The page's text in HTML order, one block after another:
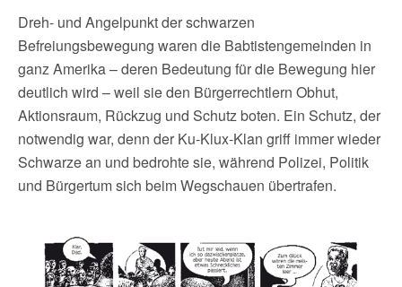
Dreh- und Angelpunkt der schwarzen
Befreiungsbewegung waren die Babtistengemeinden in
ganz Amerika – deren Bedeutung für die Bewegung hier
deutlich wird – weil sie den Bürgerrechtlern Obhut,
Aktionsraum, Rückzug und Schutz boten. Ein Schutz, der
notwendig war, denn der Ku-Klux-Klan griff immer wieder
Schwarze an und bedrohte sie, während Polizei, Politik
und Bürgertum sich beim Wegschauen übertrafen.